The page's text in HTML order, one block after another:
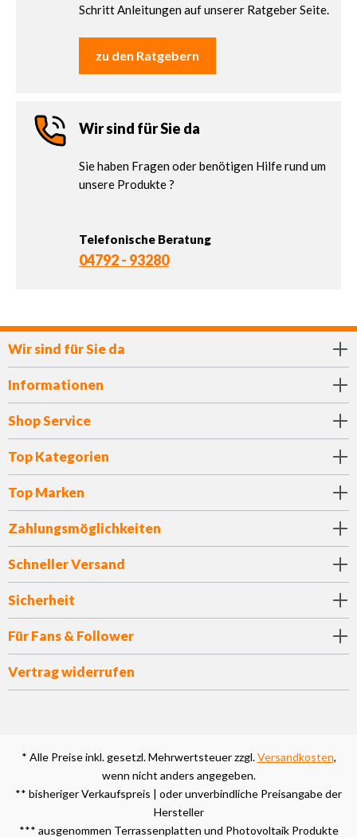
Schritt Anleitungen auf unserer Ratgeber Seite.
zu den Ratgebern
Wir sind für Sie da
Sie haben Fragen oder benötigen Hilfe rund um
unsere Produkte ?
Telefonische Beratung
04792 - 93280
Wir sind für Sie da
Informationen
Shop Service
Top Kategorien
Top Marken
Zahlungsmöglichkeiten
Schneller Versand
Sicherheit
Für Fans & Follower
Vertrag widerrufen
* Alle Preise inkl. gesetzl. Mehrwertsteuer zzgl.Versandkosten,
wenn nicht anders angegeben.
** bisheriger Verkaufspreis | oder unverbindliche Preisangabe der
Hersteller
*** ausgenommen Terrassenplatten und Photovoltaik Produkte